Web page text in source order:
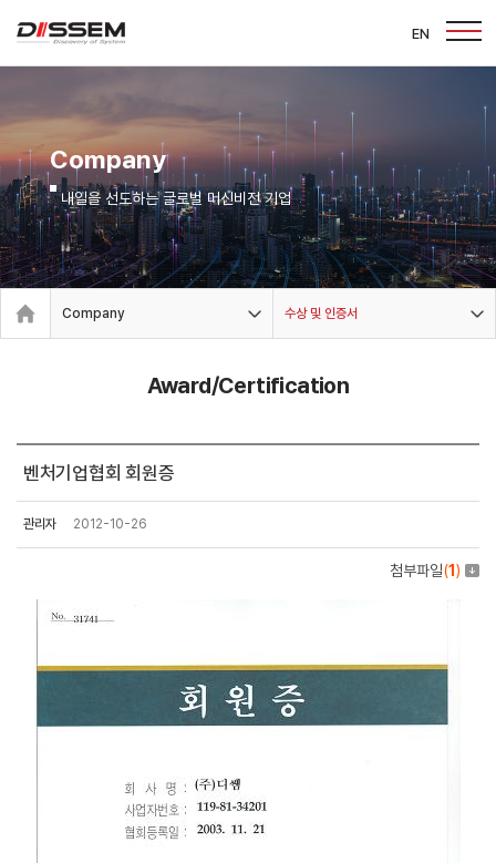
EN
Company
내일을 선도하는 글로벌 머신비전 기업
Company 수상 및 인증서
Award/Certification
벤처기업협회 회원증
관리자 2012-10-26
첨부파일(1 )